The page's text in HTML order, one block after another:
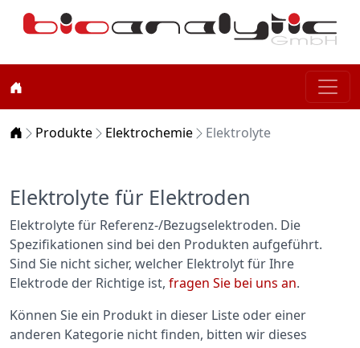
Home
Produkte Elektrochemie Elektrolyte
Elektrolyte für Elektroden
Elektrolyte für Referenz-/Bezugselektroden. Die
Spezifikationen sind bei den Produkten aufgeführt.
Sind Sie nicht sicher, welcher Elektrolyt für Ihre
Elektrode der Richtige ist, fragen Sie bei uns an.
Können Sie ein Produkt in dieser Liste oder einer
anderen Kategorie nicht finden, bitten wir dieses